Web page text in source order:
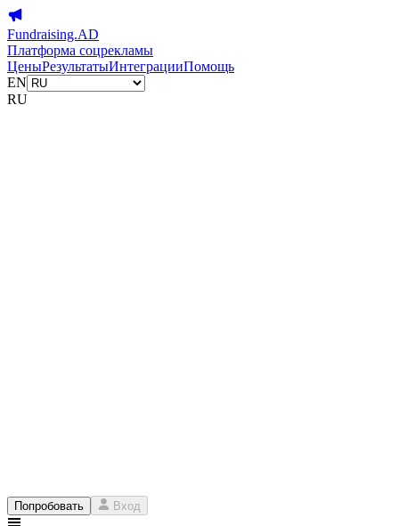
Fundraising.AD
Платформа соцрекламы
ЦеныРезультатыИнтеграцииПомощь
EN
RU
Попробовать Вход